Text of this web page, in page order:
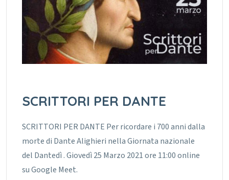
SCRITTORI PER DANTE
SCRITTORI PER DANTE Per ricordare i 700 anni dalla
morte di Dante Alighieri nella Giornata nazionale
del Dantedì . Giovedì 25 Marzo 2021 ore 11:00 online
su Google Meet.